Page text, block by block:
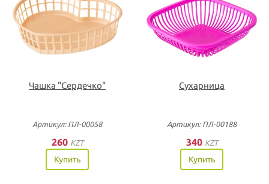
Чашка "Сердечко"
Артикул: ПЛ-00058
260 KZT
Купить
Сухарница
Артикул: ПЛ-00188
340 KZT
Купить